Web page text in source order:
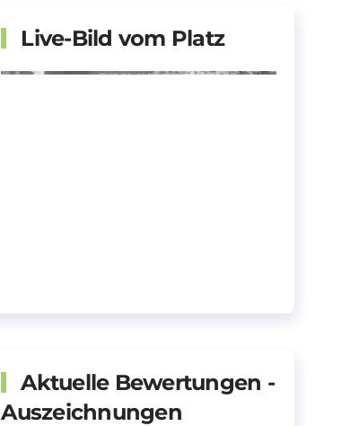
Live-Bild vom Platz
Aktuelle Bewertungen -
Auszeichnungen